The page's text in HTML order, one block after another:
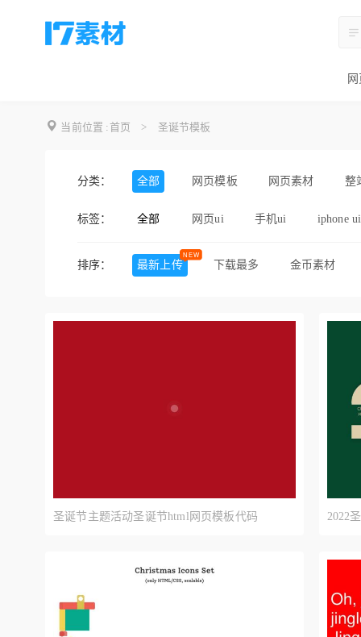
当前位置 :首页 > 圣诞节模板
分类： 全部 网页模板 网页素材 整
标签： 全部 网页ui 手机ui iphone ui
排序： 最新上传 下载最多 金币素材
圣诞节主题活动圣诞节html网页模板代码 2022